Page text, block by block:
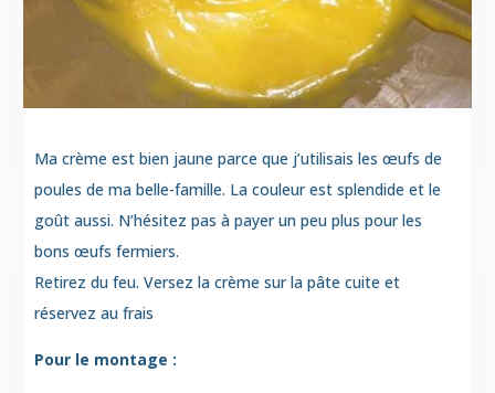
Ma crème est bien jaune parce que j’utilisais les œufs de
poules de ma belle-famille. La couleur est splendide et le
goût aussi. N’hésitez pas à payer un peu plus pour les
bons œufs fermiers.
Retirez du feu. Versez la crème sur la pâte cuite et
réservez au frais
Pour le montage :